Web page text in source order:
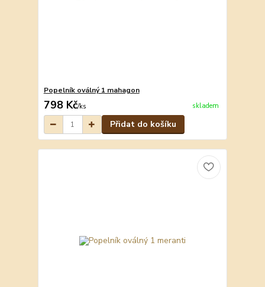
Popelník oválný 1 mahagon
798 Kč/ks skladem
Přidat do košíku